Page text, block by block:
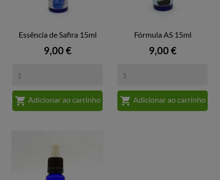
Essência de Safira 15ml
Preço
9,00 €
 Adicionar ao carrinho
Fórmula AS 15ml
Preço
9,00 €
 Adicionar ao carrinho